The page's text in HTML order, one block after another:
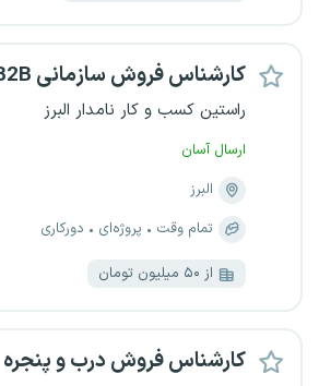
کارشناس فروش سازمانی B2B
راستین کسب و کار نامدار البرز
ارسال آسان
البرز
تمام وقت
پروژه‌ای دورکاری
از ۵۰ میلیون تومان
کارشناس فروش درب و پنجره